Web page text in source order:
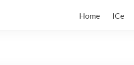
Home ICe